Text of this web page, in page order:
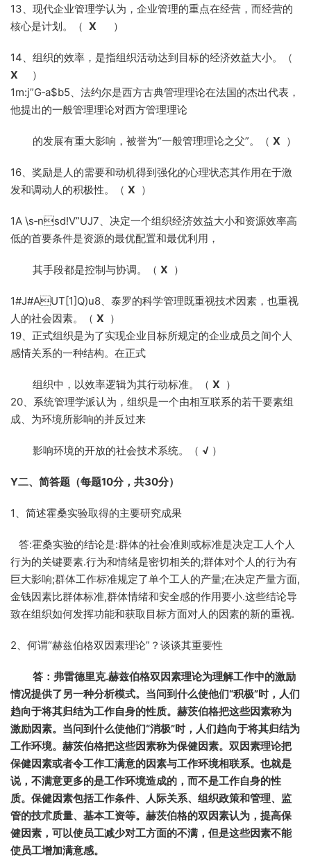
13、现代企业管理学认为，企业管理的重点在经营，而经营的
核心是计划。（ X ）
14、组织的效率，是指组织活动达到目标的经济效益大小。（
X ）
1m:j”G‑a$b5、法约尔是西方古典管理理论在法国的杰出代表，
他提出的一般管理理论对西方管理理论
的发展有重大影响，被誉为“一般管理理论之父”。（ X ）
16、奖励是人的需要和动机得到强化的心理状态其作用在于激
发和调动人的积极性。（ X ）
1A \s‑nsd!V”UJ7、决定一个组织经济效益大小和资源效率高
低的首要条件是资源的最优配置和最优利用，
其手段都是控制与协调。（ X ）
1#J#AUT[1]Q)u8、泰罗的科学管理既重视技术因素，也重视
人的社会因素。（ X ）
19、正式组织是为了实现企业目标所规定的企业成员之间个人
感情关系的一种结构。在正式
组织中，以效率逻辑为其行动标准。（ X ）
20、系统管理学派认为，组织是一个由相互联系的若干要素组
成、为环境所影响的并反过来
影响环境的开放的社会技术系统。（ √ ）
Y二、简答题（每题10分，共30分）
1、简述霍桑实验取得的主要研究成果
答:霍桑实验的结论是:群体的社会准则或标准是决定工人个人
行为的关键要素.行为和情绪是密切相关的;群体对个人的行为有
巨大影响;群体工作标准规定了单个工人的产量;在决定产量方面,
金钱因素比群体标准,群体情绪和安全感的作用要小.这些结论导
致在组织如何发挥功能和获取目标方面对人的因素的新的重视.
2、何谓“赫兹伯格双因素理论”？谈谈其重要性
答：弗雷德里克.赫兹伯格双因素理论为理解工作中的激励
情况提供了另一种分析模式。当问到什么使他们“积极”时，人们
趋向于将其归结为工作自身的性质。赫茨伯格把这些因素称为
激励因素。当问到什么使他们“消极”时，人们趋向于将其归结为
工作环境。赫茨伯格把这些因素称为保健因素。双因素理论把
保健因素或者令工作工满意的因素与工作环境相联系。也就是
说，不满意更多的是工作环境造成的，而不是工作自身的性
质。保健因素包括工作条件、人际关系、组织政策和管理、监
管的技朮质量、基本工资等。赫茨伯格的双因素认为，提高保
健因素，可以使员工减少对工方面的不满，但是这些因素不能
使员工增加满意感。